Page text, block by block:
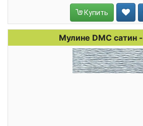
Купить
Мулине DMC сатин